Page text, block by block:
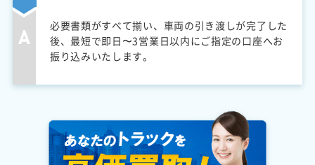
必要書類がすべて揃い、車両の引き渡しが完了した
後、最短で即日〜3営業日以内にご指定の口座へお
振り込みいたします。